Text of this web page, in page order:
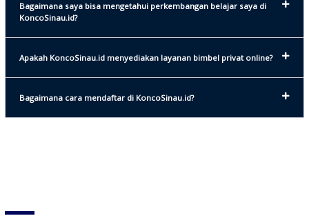
Bagaimana saya bisa mengetahui perkembangan belajar saya di
KoncoSinau.id?
Apakah KoncoSinau.id menyediakan layanan bimbel privat online?
Bagaimana cara mendaftar di KoncoSinau.id?